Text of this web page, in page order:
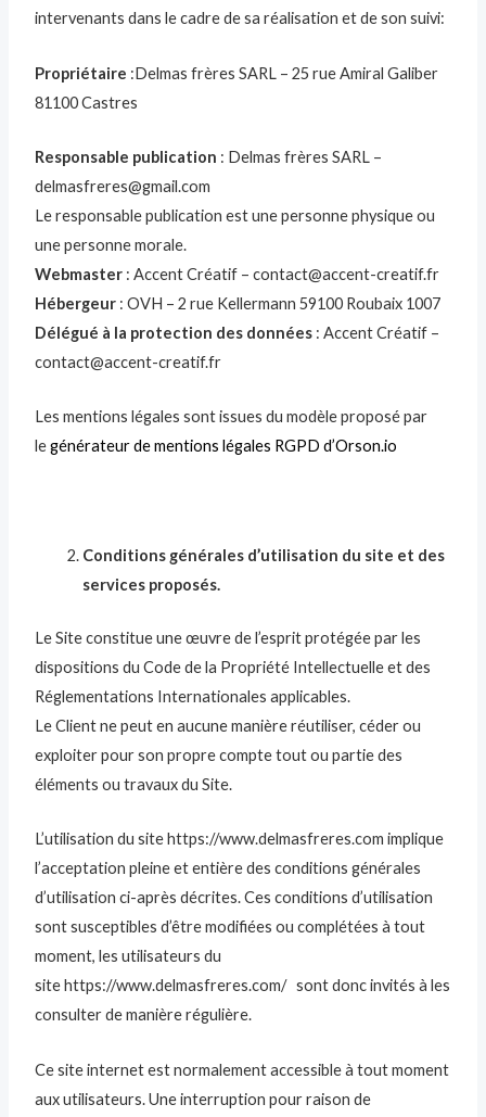
intervenants dans le cadre de sa réalisation et de son suivi:
Propriétaire :Delmas frères SARL – 25 rue Amiral Galiber
81100 Castres
Responsable publication : Delmas frères SARL –
delmasfreres@gmail.com
Le responsable publication est une personne physique ou
une personne morale.
Webmaster : Accent Créatif – contact@accent-creatif.fr
Hébergeur : OVH – 2 rue Kellermann 59100 Roubaix 1007
Délégué à la protection des données : Accent Créatif –
contact@accent-creatif.fr
Les mentions légales sont issues du modèle proposé par
legénérateur de mentions légales RGPD d’Orson.io
Conditions générales d’utilisation du site et des
services proposés.
Le Site constitue une œuvre de l’esprit protégée par les
dispositions du Code de la Propriété Intellectuelle et des
Réglementations Internationales applicables.
Le Client ne peut en aucune manière réutiliser, céder ou
exploiter pour son propre compte tout ou partie des
éléments ou travaux du Site.
L’utilisation du site https://www.delmasfreres.com implique
l’acceptation pleine et entière des conditions générales
d’utilisation ci-après décrites. Ces conditions d’utilisation
sont susceptibles d’être modifiées ou complétées à tout
moment, les utilisateurs du
site https://www.delmasfreres.com/ sont donc invités à les
consulter de manière régulière.
Ce site internet est normalement accessible à tout moment
aux utilisateurs. Une interruption pour raison de